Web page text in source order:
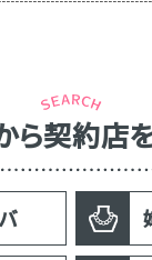
ら契約店